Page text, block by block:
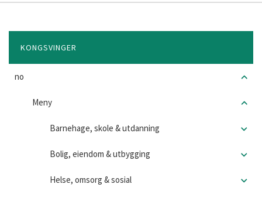
KONGSVINGER
no
Meny
Barnehage, skole & utdanning
Bolig, eiendom & utbygging
Helse, omsorg & sosial